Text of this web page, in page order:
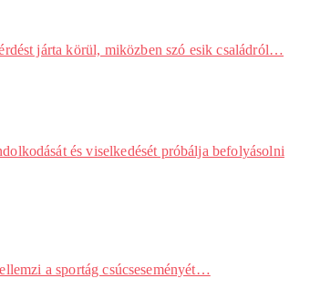
járta körül, miközben szó esik családról…
és viselkedését próbálja befolyásolni
a sportág csúcseseményét…